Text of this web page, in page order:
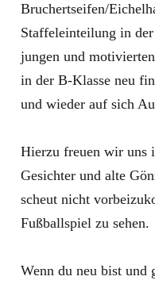
Bruchertseifen/
Staffeleinteilung in
jungen und
in der B-Klasse neu
und wieder auf sich
Hierzu freuen wir uns
Gesichter und alte
scheut nicht
Fußballspiel zu sehen.
Wenn du neu bist und